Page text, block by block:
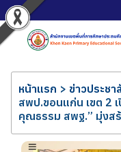
หน้าแรก > ข่าวประช
สพป.ขอนแก่น เขต 2
คุณธรรม สพฐ.” มุ่งส